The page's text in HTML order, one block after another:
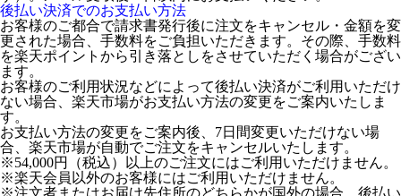
後払い決済でのお支払い方法
お客様のご都合で請求書発行後に注文をキャンセル・金額を変
更された場合、手数料をご負担いただきます。その際、手数料
を楽天ポイントから引き落としをさせていただく場合がござい
ます。
お客様のご利用状況などによって後払い決済がご利用いただけ
ない場合、楽天市場がお支払い方法の変更をご案内いたしま
す。
お支払い方法の変更をご案内後、7日間変更いただけない場
合、楽天市場が自動でご注文をキャンセルいたします。
※54,000円（税込）以上のご注文にはご利用いただけません。
※楽天会員以外のお客様にはご利用いただけません。
※注文者またはお届け先住所のどちらかが国外の場合、後払い